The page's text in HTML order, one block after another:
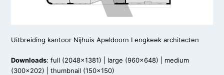
Uitbreiding kantoor Nijhuis Apeldoorn Lengkeek architecten
Downloads:full (2048x1381) large (960x648)
medium
(300x202) |thumbnail (150x150)